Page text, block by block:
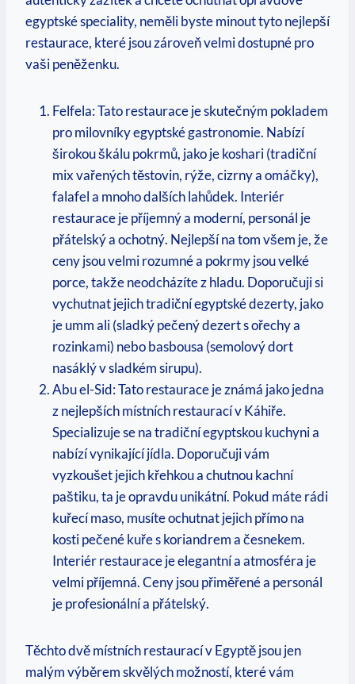
egyptské speciality, ‌neměli byste minout tyto⁤ nejlepší
restaurace,​ které‍ jsou zároveň velmi dostupné⁢ pro
⁢vaši peněženku.
Felfela: Tato restaurace je skutečným pokladem
pro ⁢milovníky egyptské gastronomie. Nabízí
širokou⁤ škálu pokrmů, jako je koshari (tradiční⁣
mix vařených těstovin, rýže, cizrny‍ a omáčky),
falafel a​ mnoho dalších lahůdek. Interiér
restaurace je příjemný‌ a moderní, personál je
přátelský‍ a ochotný. ⁣Nejlepší ‌na tom všem je, že
ceny jsou velmi rozumné a pokrmy jsou‌ velké
⁤porce, takže neodcházíte z hladu.⁤ Doporučuji ⁢si⁣
vychutnat ⁤jejich tradiční⁤ egyptské dezerty, jako ​
je⁢ umm ali (sladký pečený dezert s ​ořechy a
rozinkami) nebo basbousa (semolový‌ dort
nasáklý⁣ v sladkém sirupu).
Abu el-Sid: Tato⁤ restaurace ⁤je známá⁤ jako⁣ jedna
z ‌nejlepších místních restaurací v Káhiře.
Specializuje se na tradiční egyptskou kuchyni a
nabízí⁢ vynikající jídla. ‌Doporučuji vám
vyzkoušet ​jejich křehkou a chutnou kachní⁢
paštiku, ta ​je‌ opravdu unikátní. Pokud máte rádi
kuřecí maso, musíte ochutnat jejich přímo na
kosti⁤ pečené kuře s koriandrem⁢ a česnekem.⁢
Interiér restaurace je elegantní a‌ atmosféra je
velmi příjemná. Ceny jsou přiměřené a personál⁢
je profesionální a přátelský.
Těchto dvě místních restaurací ⁤v Egyptě jsou ‌jen
malým výběrem skvělých možností, které vám